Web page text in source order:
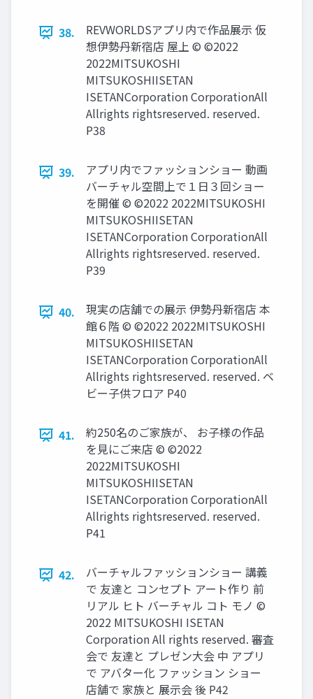
38.
REVWORLDSアプリ内で作品展示 仮
想伊勢丹新宿店 屋上 © ©2022
2022MITSUKOSHI
MITSUKOSHIISETAN
ISETANCorporation CorporationAll
Allrights rightsreserved. reserved.
P38
39.
アプリ内でファッションショー 動画
バーチャル空間上で１日３回ショー
を開催 © ©2022 2022MITSUKOSHI
MITSUKOSHIISETAN
ISETANCorporation CorporationAll
Allrights rightsreserved. reserved.
P39
40.
現実の店舗での展示 伊勢丹新宿店 本
館６階 © ©2022 2022MITSUKOSHI
MITSUKOSHIISETAN
ISETANCorporation CorporationAll
Allrights rightsreserved. reserved. ベ
ビー子供フロア P40
41.
約250名のご家族が、 お子様の作品
を見にご来店 © ©2022
2022MITSUKOSHI
MITSUKOSHIISETAN
ISETANCorporation CorporationAll
Allrights rightsreserved. reserved.
P41
42.
バーチャルファッションショー 講義
で 友達と コンセプト アート作り 前
リアル ヒト バーチャル コト モノ ©
2022 MITSUKOSHI ISETAN
Corporation All rights reserved. 審査
会で 友達と プレゼン大会 中 アプリ
で アバター化 ファッション ショー
店舗で 家族と 展示会 後 P42